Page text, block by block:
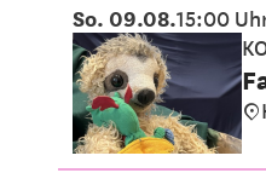
So. 09.08.15:00